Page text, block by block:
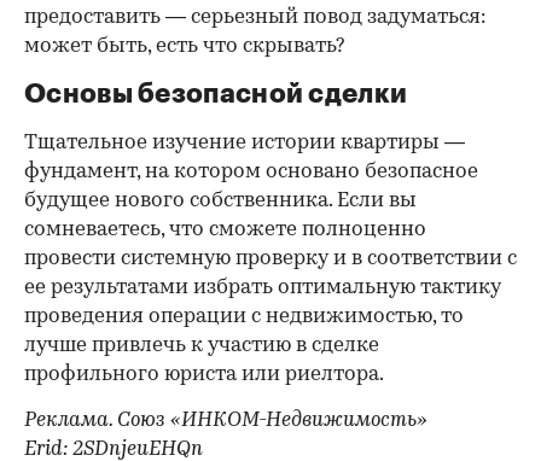
предоставить — серьезный повод задуматься:
может быть, есть что скрывать?
Основы безопасной сделки
Тщательное изучение истории квартиры —
фундамент, на котором основано безопасное
будущее нового собственника. Если вы
сомневаетесь, что сможете полноценно
провести системную проверку и в соответствии с
ее результатами избрать оптимальную тактику
проведения операции с недвижимостью, то
лучше привлечь к участию в сделке
профильного юриста или риелтора.
Реклама. Союз «ИНКОМ-Недвижимость»
Erid: 2SDnjeuEHQn